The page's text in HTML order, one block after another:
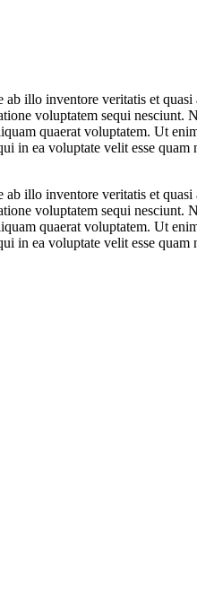
illo inventore veritatis et
voluptatem sequi nesciunt.
quaerat voluptatem. Ut
in ea voluptate velit esse
illo inventore veritatis et
voluptatem sequi nesciunt.
quaerat voluptatem. Ut
in ea voluptate velit esse